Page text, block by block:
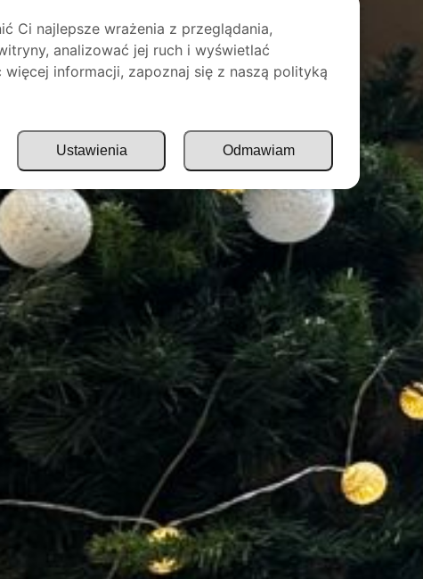
Ci najlepsze wrażenia z przeglądania,
analizować jej ruch i wyświetlać
informacji, zapoznaj się z naszą polityką
Ustawienia Odmawiam